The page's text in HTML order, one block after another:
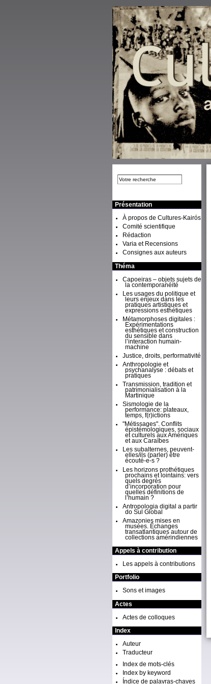
Présentation
À propos de Cultures-Kairós
Comité scientifique
Rédaction
Varia et Recensions
Consignes aux auteurs
Théma
Capoeiras – objets sujets de
la contemporanéité
Les usages du politique et
leurs enjeux dans les
pratiques artistiques et
expressions esthétiques
Métamorphoses digitales :
Expérimentations
esthétiques et construction
du sensible dans
l’interaction humain-
machine
Justice, droits, performativité
Anthropologie et
psychanalyse : débats et
pratiques
Transmission, tradition et
patrimonialisation à la
Martinique
Sismologie de la
performance: plateaux,
temps, f(r)ictions
"Métissages". Conflits
épistémologiques, sociaux
et culturels aux Amériques
et aux Caraïbes
Les subalternes, peuvent-
elles/ils (parler) être
écouté-e-s ?
Les horizons prothétiques
prochains et lointains: vers
quels degrés
d’incorporation pour
quelles définitions de
l’humain ?
Antropologia digital a partir
do Sul Global
Amazonies mises en
musées. Échanges
transatlantiques autour de
collections amérindiennes
Appels à contribution
Les appels à contributions
Portfolio
Sons et images
Actes
Actes de colloques
Index
Auteur
Traducteur
Index de mots-clés
Index by keyword
Índice de palavras-chaves